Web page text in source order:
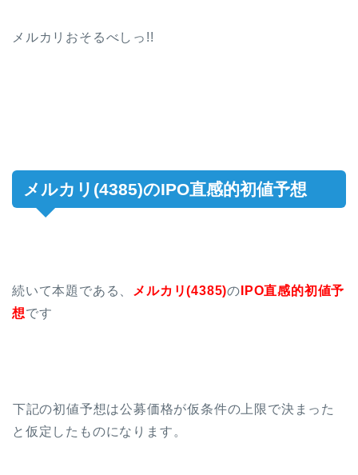
メルカリおそるべしっ!!
メルカリ(4385)のIPO直感的初値予想
続いて本題である、 メルカリ(4385)の IPO直感的初値予
想です
下記の初値予想は公募価格が仮条件の上限で決まった
と仮定したものになります。